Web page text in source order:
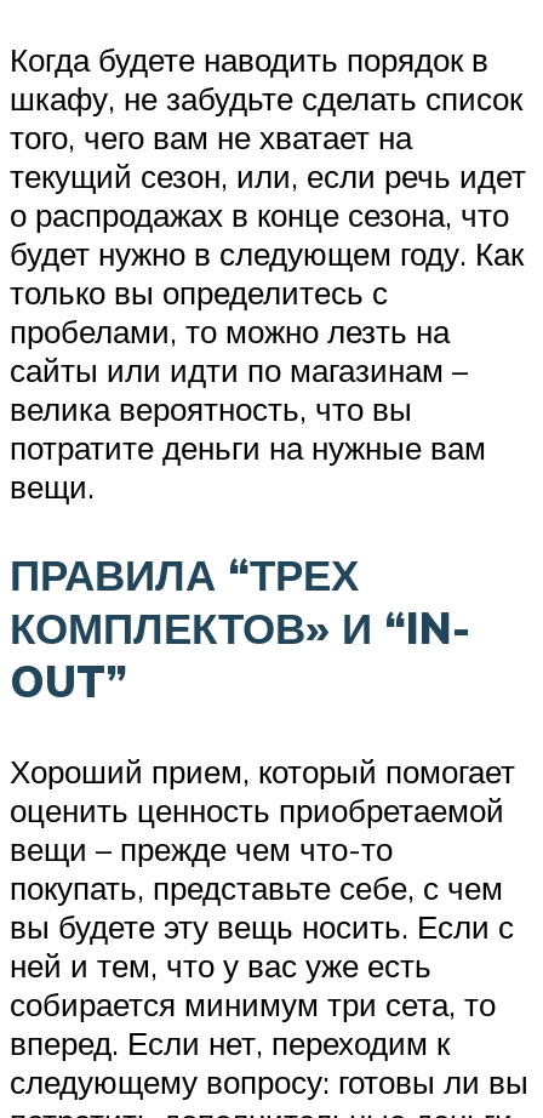
Когда будете наводить порядок в
шкафу, не забудьте сделать список
того, чего вам не хватает на
текущий сезон, или, если речь идет
о распродажах в конце сезона, что
будет нужно в следующем году. Как
только вы определитесь с
пробелами, то можно лезть на
сайты или идти по магазинам –
велика вероятность, что вы
потратите деньги на нужные вам
вещи.
ПРАВИЛА “ТРЕХ
КОМПЛЕКТОВ» И “IN-
OUT”
Хороший прием, который помогает
оценить ценность приобретаемой
вещи – прежде чем что-то
покупать, представьте себе, с чем
вы будете эту вещь носить. Если с
ней и тем, что у вас уже есть
собирается минимум три сета, то
вперед. Если нет, переходим к
следующему вопросу: готовы ли вы